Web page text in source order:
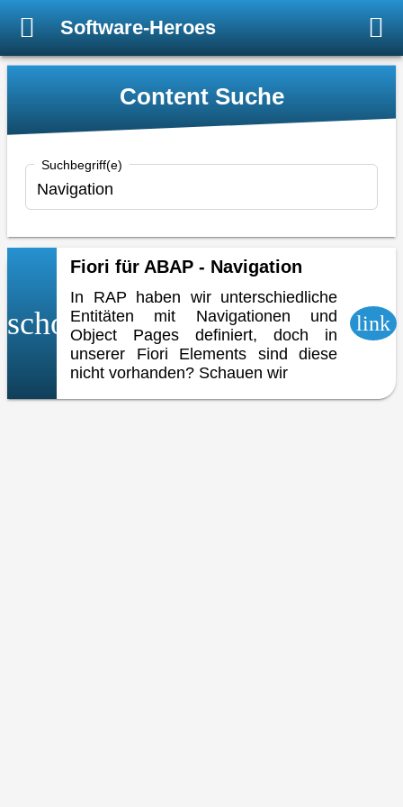
Software-Heroes
Content Suche
Suchbegriff(e)
school
Fiori für ABAP - Navigation
In RAP haben wir unterschiedliche
Entitäten mit Navigationen und
Object Pages definiert, doch in
unserer Fiori Elements sind diese
nicht vorhanden? Schauen wir
link